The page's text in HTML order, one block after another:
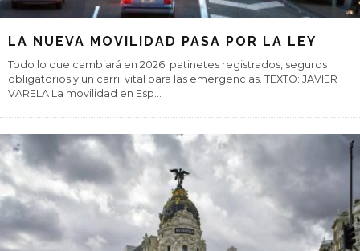
LA NUEVA MOVILIDAD PASA POR LA LEY
Todo lo que cambiará en 2026: patinetes registrados, seguros
obligatorios y un carril vital para las emergencias. TEXTO: JAVIER
VARELA La movilidad en Esp...